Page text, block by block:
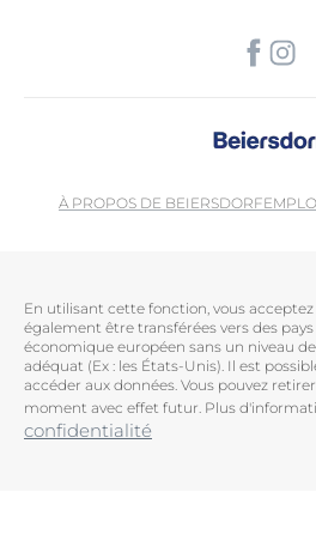
À PROPOS DE BEIERSDORF
En utilisant cette fonction, vous
également être transférées vers des
économique européen sans un niveau
adéquat (Ex : les États-Unis). Il est
accéder aux données. Vous pouvez
moment avec effet futur. Plus
confidentialité